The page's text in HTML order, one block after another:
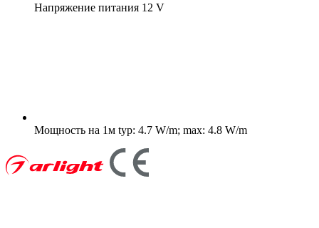
Напряжение питания 12 V
Мощность на 1м typ: 4.7 W/m; max: 4.8 W/m